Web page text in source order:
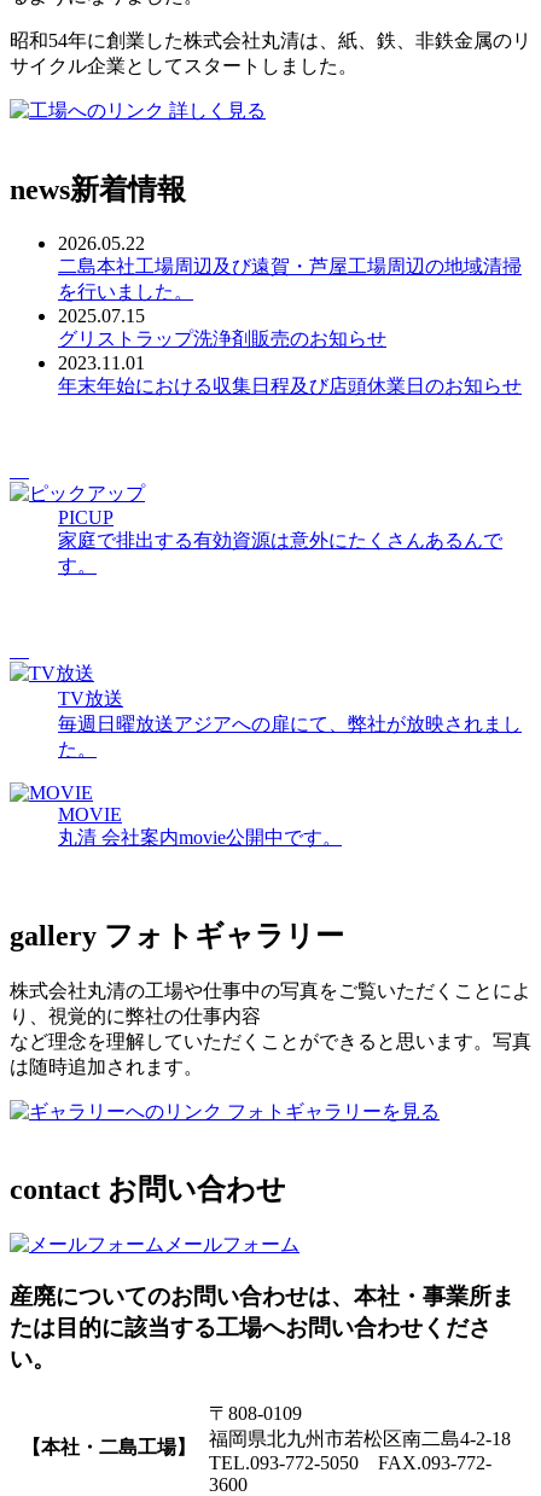
昭和54年に創業した株式会社丸清は、紙、鉄、非鉄金属のリ
サイクル企業としてスタートしました。
詳しく見る
news新着情報
2026.05.22
二島本社工場周辺及び遠賀・芦屋工場周辺の地域清掃
を行いました。
2025.07.15
グリストラップ洗浄剤販売のお知らせ
2023.11.01
年末年始における収集日程及び店頭休業日のお知らせ
PICUP
家庭で排出する有効資源は意外にたくさんあるんで
す。
TV放送
毎週日曜放送アジアへの扉にて、弊社が放映されまし
た。
MOVIE
丸清 会社案内movie公開中です。
gallery フォトギャラリー
株式会社丸清の工場や仕事中の写真をご覧いただくことによ
り、視覚的に弊社の仕事内容
など理念を理解していただくことができると思います。写真
は随時追加されます。
フォトギャラリーを見る
contact お問い合わせ
メールフォーム
産廃についてのお問い合わせは、本社・事業所ま
たは目的に該当する工場へお問い合わせくださ
い。
【本社・二島工場】
〒808-0109
福岡県北九州市若松区南二島4-2-18
TEL.093-772-5050 FAX.093-772-
3600